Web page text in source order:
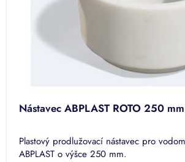
Nástavec ABPLAST ROTO 250 mm
Plastový prodlužovací nástavec pro
ABPLAST o výšce 250 mm.